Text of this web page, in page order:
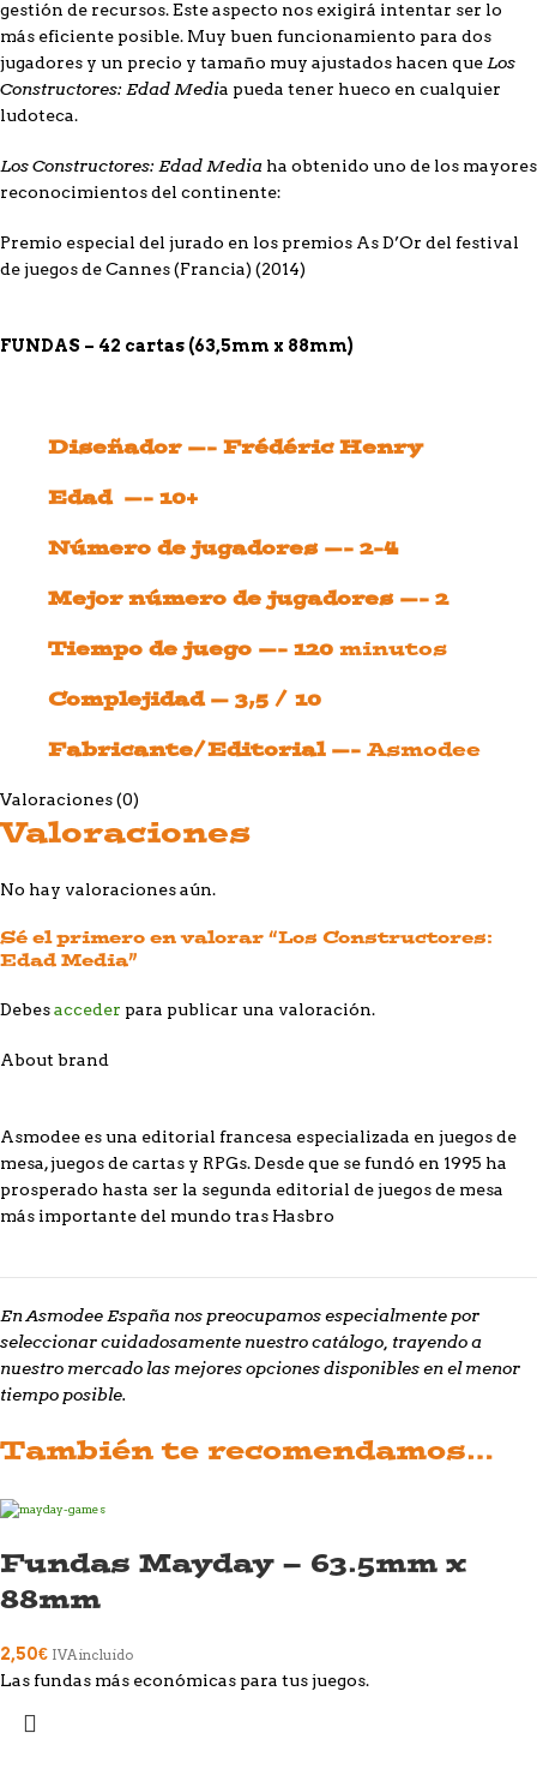
gestión de recursos. Este aspecto nos exigirá intentar ser lo
más eficiente posible. Muy buen funcionamiento para dos
jugadores y un precio y tamaño muy ajustados hacen queLos
Constructores: Edad Media pueda tener hueco en cualquier
ludoteca.
Los Constructores: Edad Media ha obtenido uno de los mayores
reconocimientos del continente:
Premio especial del jurado en los premios As D’Or del festival
de juegos de Cannes (Francia) (2014)
FUNDAS – 42 cartas (63,5mm x 88mm)
Diseñador —- Frédéric Henry
Edad —- 10+
Número de jugadores —- 2-4
Mejor número de jugadores —- 2
Tiempo de juego —- 120 minutos
Complejidad — 3,5 / 10
Fabricante/Editorial —- Asmodee
Valoraciones (0)
Valoraciones
No hay valoraciones aún.
Sé el primero en valorar “Los Constructores:
Edad Media”
Debesacceder para publicar una valoración.
About brand
Asmodee es una editorial francesa especializada en juegos de
mesa, juegos de cartas y RPGs. Desde que se fundó en 1995 ha
prosperado hasta ser la segunda editorial de juegos de mesa
más importante del mundo tras Hasbro
En Asmodee España nos preocupamos especialmente por
seleccionar cuidadosamente nuestro catálogo, trayendo a
nuestro mercado las mejores opciones disponibles en el menor
tiempo posible.
También te recomendamos…
Fundas Mayday – 63.5mm x
88mm
2,50€ IVA incluido
Las fundas más económicas para tus juegos.